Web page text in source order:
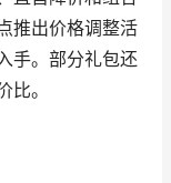
推出价格调整活
手。部分礼包还
。